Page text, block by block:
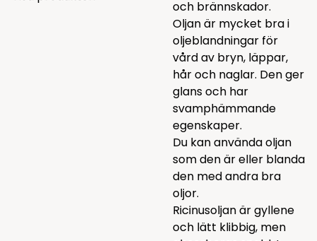
och brännskador.
Oljan är mycket bra i
oljeblandningar för
vård av bryn, läppar,
hår och naglar. Den ger
glans och har
svamphämmande
egenskaper.
Du kan använda oljan
som den är eller blanda
den med andra bra
oljor.
Ricinusoljan är gyllene
och lätt klibbig, men